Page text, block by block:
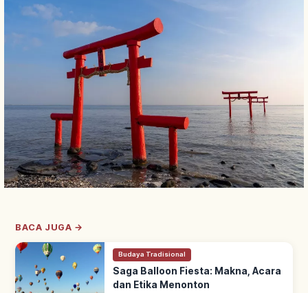
BACA JUGA →
Budaya Tradisional
Saga Balloon Fiesta: Makna, Acara
dan Etika Menonton